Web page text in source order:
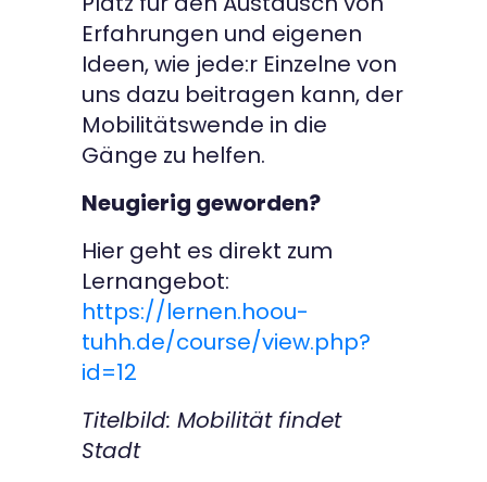
Erfahrungen und eigenen
Ideen, wie jede:r Einzelne von
uns dazu beitragen kann, der
Mobilitätswende in die
Gänge zu helfen.
Neugierig geworden?
Hier geht es direkt zum
Lernangebot:
https://lernen.hoou-
tuhh.de/course/view.php?
id=12
Titelbild: Mobilität findet
Stadt